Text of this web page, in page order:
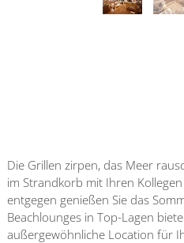
Die Grillen zirpen, das Meer
im Strandkorb mit Ihren
entgegen genießen Sie das
Beachlounges in Top-Lagen
außergewöhnliche Location für